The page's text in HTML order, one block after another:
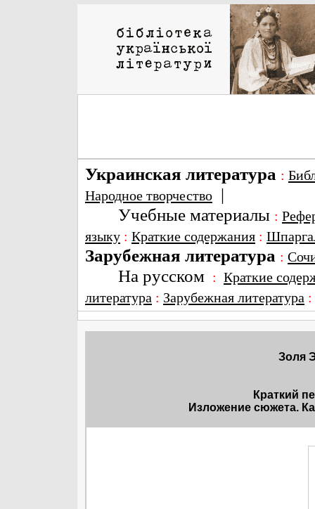
Украинская литература :
Народное творчество |
Учебные материалы :
языку : Краткие содержания :
Зарубежная литература :
На русском : Краткие
литература : Зарубежная литература
Золя
Краткий
Изложение сюжета.